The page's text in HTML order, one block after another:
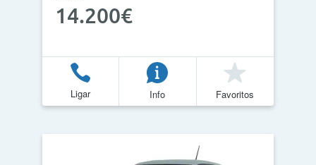
14.200€
Ligar Info Favoritos